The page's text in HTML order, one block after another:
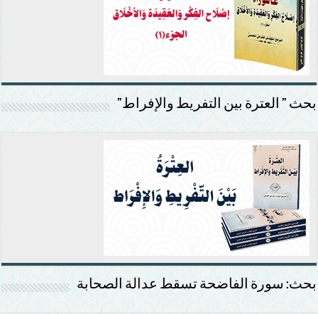
بحث ” العترة بين التفريط والإفراط”
بحث: سورة الفاضحة تسقط عدالة الصحابة